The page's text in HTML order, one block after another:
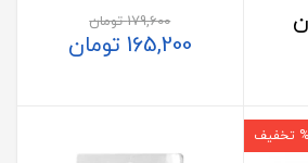
179,600تومان
165,200 تومان